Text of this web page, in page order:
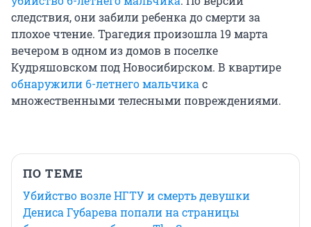
следствия, они забили ребенка до смерти за
плохое чтение. Трагедия произошла 19 марта
вечером в одном из домов в поселке
Кудряшовском под Новосибирском. В квартире
обнаружили 6-летнего мальчикас
множественными телесными повреждениями.
ПО ТЕМЕ
Убийство возле НГТУ и смерть девушки
Дениса Губарева попали на страницы